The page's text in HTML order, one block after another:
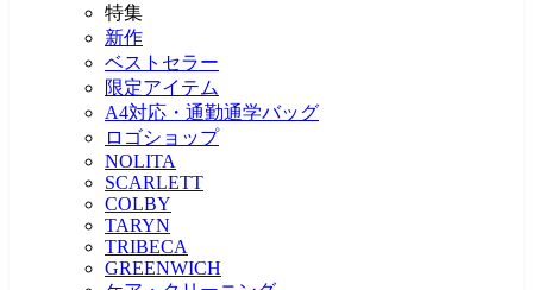
特集
新作
ベストセラー
限定アイテム
A4対応・通勤通学バッグ
ロゴショップ
NOLITA
SCARLETT
COLBY
TARYN
TRIBECA
GREENWICH